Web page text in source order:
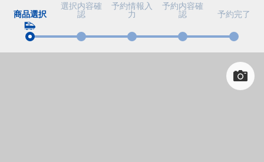
商品選択
選択内容確
認
予約情報入
力
予約内容確
認
予約完了